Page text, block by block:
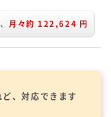
床面積100.44㎡。2Fに4
。家族のつながりを
月々約 122,624 円
、対応できます